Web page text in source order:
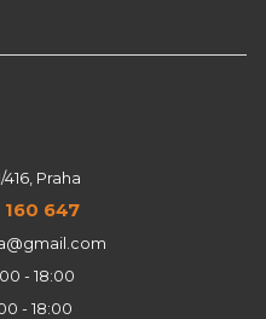
416, Praha
647
- 18:00
- 18:00